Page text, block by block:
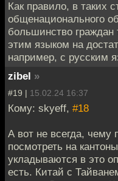
Как правило, в таких
общенационального
большинство граждан
этим языком на
например, с русским
zibel »
#19 | 15.02.24 16:37
Кому: skyeff, #18
А вот не всегда,
посмотреть на
укладываются в это
есть. Китай с